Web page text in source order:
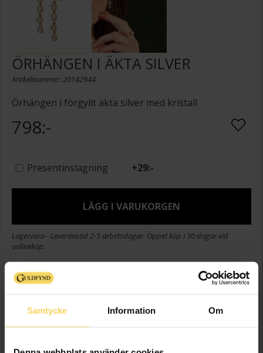
Samtycke Information Om
ÖRHÄNGEN I ÄKTA SILVER
Artikelnummer: 20142944
Örhängen i förgyllt äkta silver med kristall
798:-
Presentinslagning +29:-
LÄGG I VARUKORGEN
Lagervara - Leveranstid 2-5 arbetsdagar. Öppet köp i 30 dagar vid
onlineköp.
Info
Längd ca (cm)